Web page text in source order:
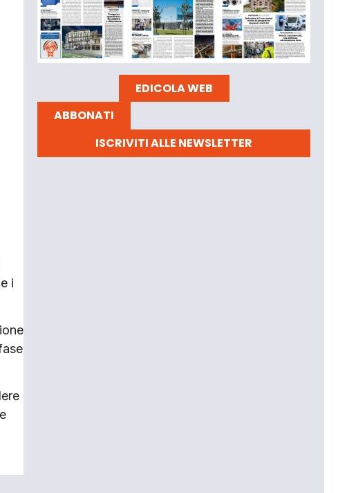
i
EDICOLA WEB
ABBONATI
ISCRIVITI ALLE NEWSLETTER